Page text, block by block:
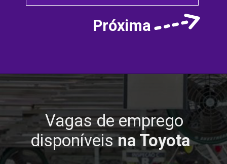
Próxima
Vagas de emprego
disponíveisna Toyota